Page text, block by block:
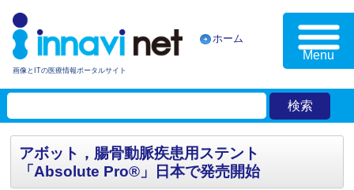
画像とITの医療情報ポータルサイト
ホーム
Menu
アボット，腸骨動脈疾患用ステント
「Absolute Pro®」日本で発売開始